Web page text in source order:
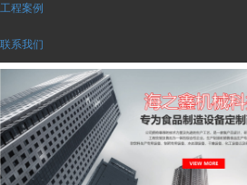
工程案例
联系我们